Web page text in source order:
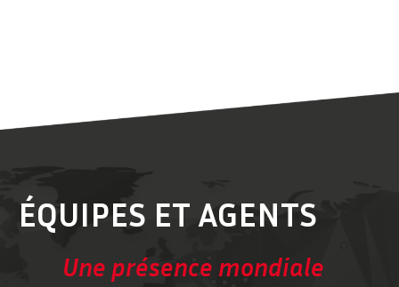
ÉQUIPES ET AGENTS
Une présence mondiale